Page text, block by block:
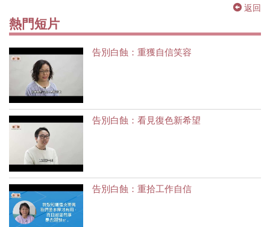
返回
熱門短片
告別白蝕：重獲自信笑容
告別白蝕：看見復色新希望
告別白蝕：重拾工作自信